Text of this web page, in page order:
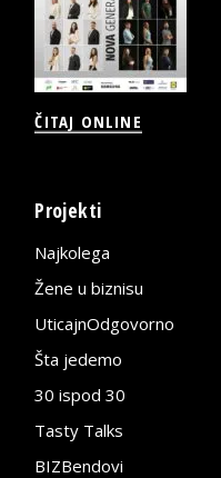
ČITAJ ONLINE
Projekti
Najkolega
Žene u biznisu
UticajnOdgovorno
Šta jedemo
30 ispod 30
Tasty Talks
BIZBendovi